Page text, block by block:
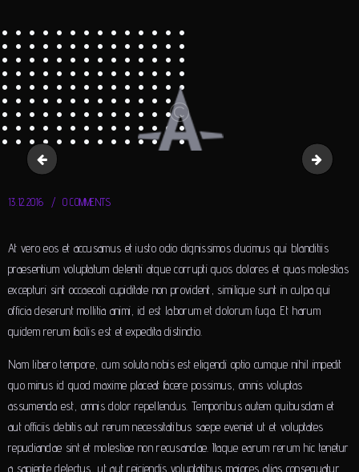
brands2 brands4
13.12.2016 0 COMMENTS
At vero eos et accusamus et iusto odio dignissimos ducimus qui blanditiis
praesentium voluptatum deleniti atque corrupti quos dolores et quas molestias
excepturi sint occaecati cupiditate non provident, similique sunt in culpa qui
officia deserunt mollitia animi, id est laborum et dolorum fuga. Et harum
quidem rerum facilis est et expedita distinctio.
Nam libero tempore, cum soluta nobis est eligendi optio cumque nihil impedit
quo minus id quod maxime placeat facere possimus, omnis voluptas
assumenda est, omnis dolor repellendus. Temporibus autem quibusdam et
aut officiis debitis aut rerum necessitatibus saepe eveniet ut et voluptates
repudiandae sint et molestiae non recusandae. Itaque earum rerum hic tenetur
a sapiente delectus, ut aut reiciendis voluptatibus maiores alias consequatur